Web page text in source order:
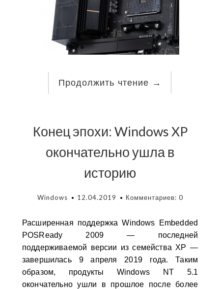
Продолжить чтение →
Конец эпохи: Windows XP
окончательно ушла в
историю
Windows 12.04.2019 Комментариев: 0
Расширенная поддержка Windows Embedded
POSReady 2009 — последней
поддерживаемой версии из семейства XP —
завершилась 9 апреля 2019 года. Таким
образом, продукты Windows NT 5.1
окончательно ушли в прошлое после более